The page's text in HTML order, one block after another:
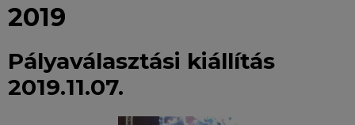
2019
Pályaválasztási kiállítás
2019.11.07.